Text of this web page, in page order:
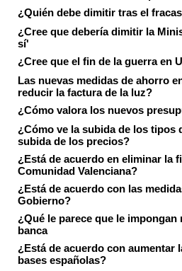
¿Quién debe dimitir tras el
¿Cree que debería dimitir la
sí'
¿Cree que el fin de la guerra en
Las nuevas medidas de ahorro
reducir la factura de la luz?
¿Cómo valora los nuevos
¿Cómo ve la subida de los tipos
subida de los precios?
¿Está de acuerdo en eliminar la
Comunidad Valenciana?
¿Está de acuerdo con las
Gobierno?
¿Qué le parece que le
banca
¿Está de acuerdo con aumentar
bases españolas?